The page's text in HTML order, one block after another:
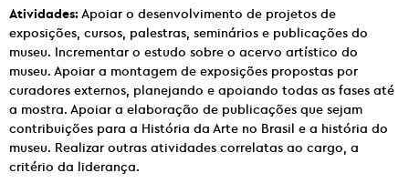
Atividades:Apoiar o desenvolvimento de projetos de
exposições, cursos, palestras, seminários e publicações do
museu. Incrementar o estudo sobre o acervo artístico do
museu. Apoiar a montagem de exposições propostas por
curadores externos, planejando e apoiando todas as fases até
a mostra. Apoiar a elaboração de publicações que sejam
contribuições para a História da Arte no Brasil e a história do
museu. Realizar outras atividades correlatas ao cargo, a
critério da liderança.